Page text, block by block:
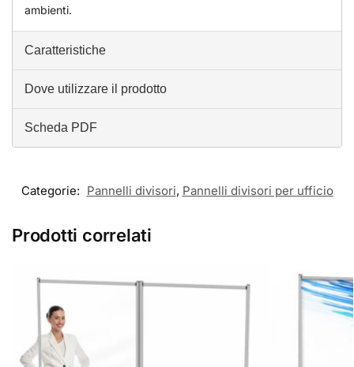
ambienti.
Caratteristiche
Dove utilizzare il prodotto
Scheda PDF
Categorie: Pannelli divisori, Pannelli divisori per ufficio
Prodotti correlati